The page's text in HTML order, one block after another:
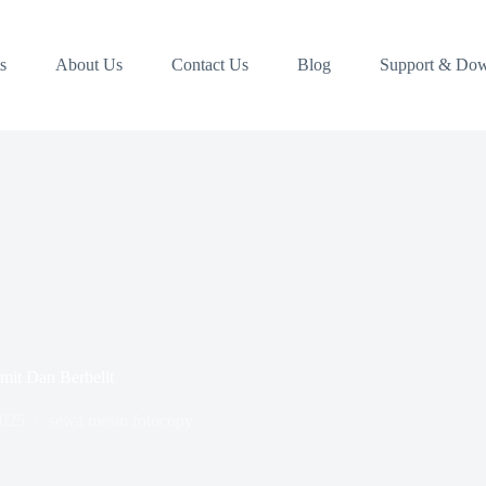
About Us Contact Us Blog Support &